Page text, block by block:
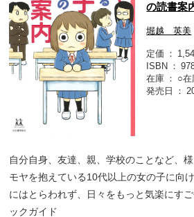
の読書案
堀越 英美
定価
ISBN
在庫
○在
発売日
自分自身、友達、親、学校のことなど、
モヤを抱えている10代以上の女の子に向
にはとらわれず、日々をもっと気楽にす
ックガイド